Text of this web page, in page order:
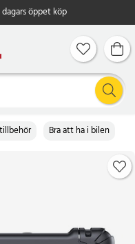
dagars öppet köp
Bra att ha i bilen